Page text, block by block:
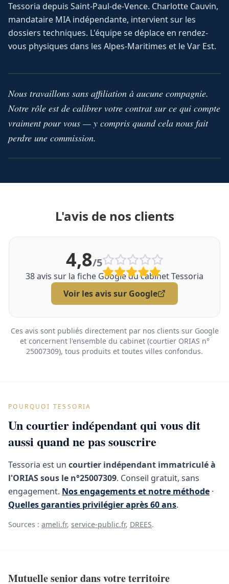
Tessoria depuis Saint-Paul-de-Vence. Charlotte Cauvin,
mandataire MIA indépendante, intervient sur les
dossiers techniques. L'équipe se déplace en rendez-
vous physiques dans les Alpes-Maritimes et le Var Est.
Nous travaillons sans affiliation à aucune compagnie.
Notre rôle est de calibrer votre contrat sur ce qui compte
vraiment pour vous — y compris quand cela nous fait
perdre une commission.
L'avis de nos clients
4,8/5
38avis sur la fiche Google du cabinet Tessoria
Voir les avis sur Google
Ces avis sont publiés directement par nos clients sur Google
et concernent l'ensemble du cabinet (courtier ORIAS n°
25007309), tous produits et toutes villes confondus.
POURQUOI TESSORIA
Un courtier indépendant qui vous dit
aussi quand ne pas souscrire
Tessoria est un courtier indépendant immatriculé à
l'ORIAS sous le n°25007309. Conseil gratuit, sans
engagement. Nos engagements et notre méthode ·
Quelles garanties privilégier après 60 ans.
Sources : ameli.fr, service-public.fr, DREES.
Mutuelle senior dans votre territoire